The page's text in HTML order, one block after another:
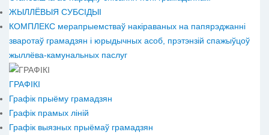
ЖЫЛЛЁВЫЯ СУБСІДЫІ
КОМПЛЕКС мерапрыемстваў накіраваных на папярэджанні
зваротаў грамадзян і юрыдычных асоб, прэтэнзій спажыўцоў
жыллёва-камунальных паслуг
ГРАФІКІ
Графік прыёму грамадзян
Графік прамых ліній
Графік выязных прыёмаў грамадзян